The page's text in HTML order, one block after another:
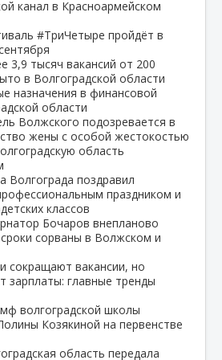
канал в Красноармейском
#ТриЧетыре пройдёт в
3,9 тысяч вакансий от 200
в Волгоградской области
назначения в финансовой
области
Волжского подозревается в
жены с особой жестокостью
область
Волгограда поздравил
праздником и
классов
Бочаров внепланово
сорваны в Волжском и
сокращают вакансии, но
зарплаты: главные тренды
волгоградской школы
Козякиной на первенстве
область передала